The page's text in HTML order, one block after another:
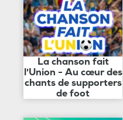
La chanson fait
l'Union - Au cœur des
chants de supporters
de foot